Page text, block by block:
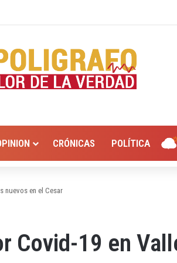
propone recuperar el río Guatapurí
CRÓNICAS POLÍTICA
nuevos en el Cesar
Covid-19 en